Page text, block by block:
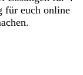
für euch online